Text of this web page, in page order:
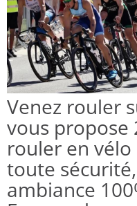
Venez rouler
vous
rouler en
toute
ambiance